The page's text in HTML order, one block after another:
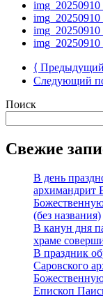
⟨
Следующий
Поиск
Свежие
В день
архимандрит
(без названия)
В канун дня
храме
В праздник
Саровского
Епископ